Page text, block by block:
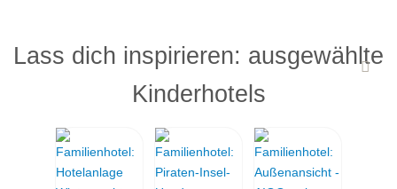
Lass dich inspirieren: ausgewählte
Kinderhotels